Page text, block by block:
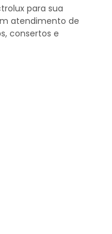
para sua
atendimento de
consertos e